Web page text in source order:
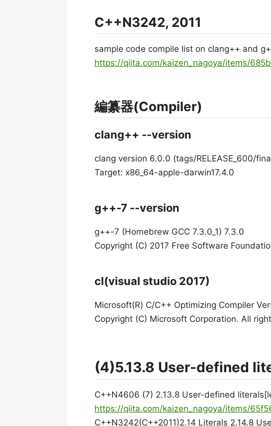
C++N3242, 2011
sample code compile list on clang++ and
https://qiita.com/kaizen_nagoya/items/
編纂器(Compiler)
clang++ --version
clang version 6.0.0 (tags/RELEASE_600/
Target: x86_64-apple-darwin17.4.0
g++-7 --version
g++-7 (Homebrew GCC 7.3.0_1) 7.3.0
Copyright (C) 2017 Free Software
cl(visual studio 2017)
Microsoft(R) C/C++ Optimizing Compiler
Copyright (C) Microsoft Corporation. All
(4)5.13.8 User-defined
C++N4606 (7) 2.13.8 User-defined
https://qiita.com/kaizen_nagoya/items/
C++N3242(C++2011)2.14 Literals 2.14.8